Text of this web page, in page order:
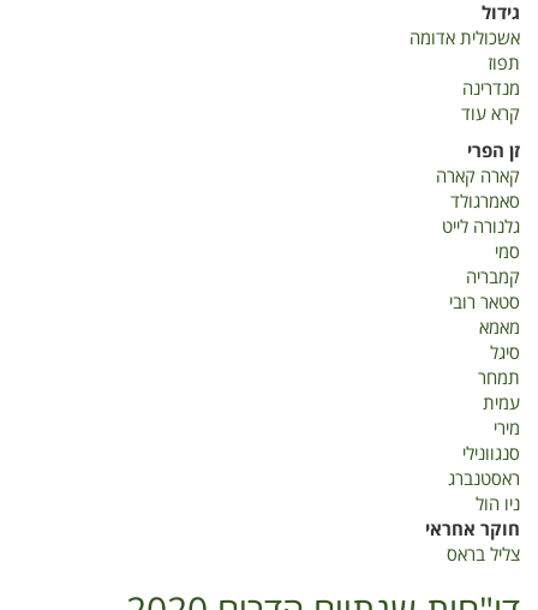
גידול
אשכולית אדומה
תפוז
מנדרינה
קרא עוד
הדרים
2019
זן הפרי
קארה קארה
סאמרגולד
גלנורה לייט
סמי
קמבריה
סטאר רובי
מאמא
סיגל
תמחר
עמית
מירי
סנגוונילי
ראסטנברג
ניו הול
חוקר אחראי
צליל בראס